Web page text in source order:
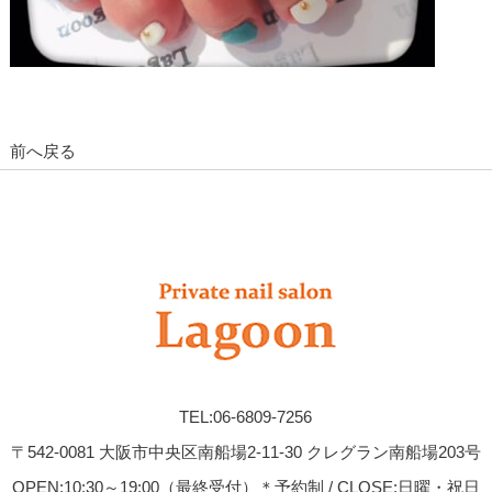
前へ戻る
TEL:06-6809-7256
〒542-0081 大阪市中央区南船場2-11-30 クレグラン南船場203号
OPEN:10:30～19:00（最終受付）＊予約制 / CLOSE:日曜・祝日